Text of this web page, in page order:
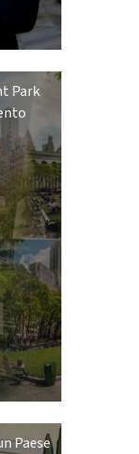
Park
Paese